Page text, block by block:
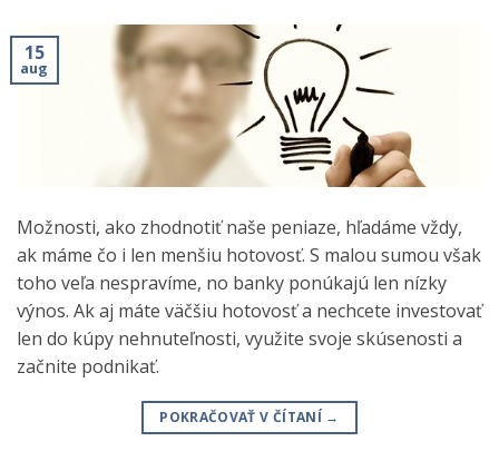
15
aug
Možnosti, ako zhodnotiť naše peniaze, hľadáme vždy,
ak máme čo i len menšiu hotovosť. S malou sumou však
toho veľa nespravíme, no banky ponúkajú len nízky
výnos. Ak aj máte väčšiu hotovosť a nechcete investovať
len do kúpy nehnuteľnosti, využite svoje skúsenosti a
začnite podnikať.
POKRAČOVAŤ V ČÍTANÍ →